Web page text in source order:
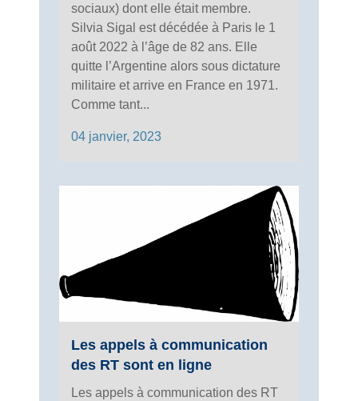
sociaux) dont elle était membre.
Silvia Sigal est décédée à Paris le 1
août 2022 à l’âge de 82 ans. Elle
quitte l’Argentine alors sous dictature
militaire et arrive en France en 1971.
Comme tant...
04 janvier, 2023
Les appels à communication
des RT sont en ligne
Les appels à communication des RT